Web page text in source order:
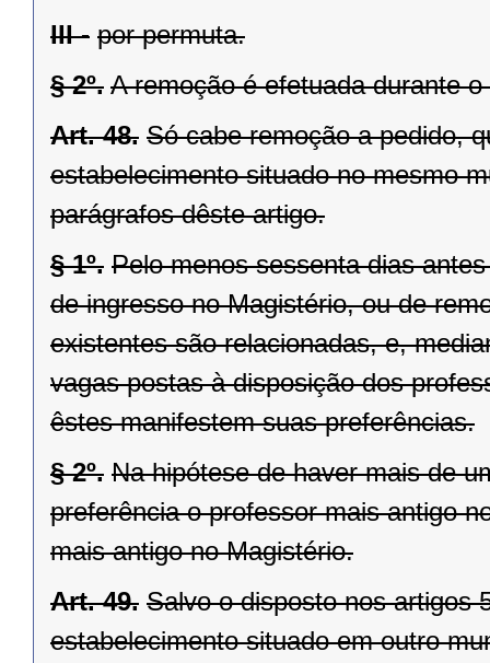
III - por permuta.
§ 2º. A remoção é efetuada durante
Art. 48. Só cabe remoção a pedido,
estabelecimento situado no mesmo
parágrafos dêste artigo.
§ 1º. Pelo menos sessenta dias
de ingresso no Magistério, ou de
existentes são relacionadas, e,
vagas postas à disposição dos
êstes manifestem suas preferências.
§ 2º. Na hipótese de haver mais de
preferência o professor mais antigo
mais antigo no Magistério.
Art. 49. Salvo o disposto nos artigos
estabelecimento situado em outro